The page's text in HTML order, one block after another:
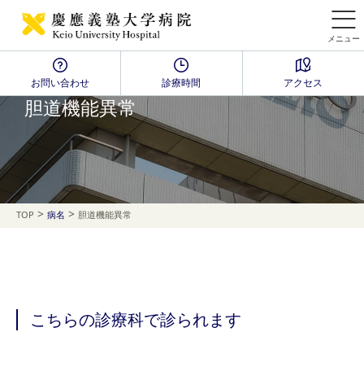
メニュー
お問い合わせ 診療時間 アクセス
Disease Name Search
胆道機能異常
TOP > 病名 > 胆道機能異常
こちらの診療科で診られます